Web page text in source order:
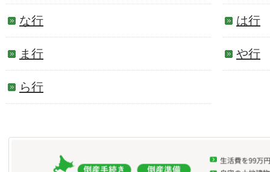
な行 は行
ま行 や行
ら行